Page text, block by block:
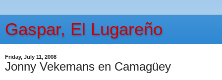
Gaspar, El Lugareño
Friday, July 11, 2008
Jonny Vekemans en Camagüey